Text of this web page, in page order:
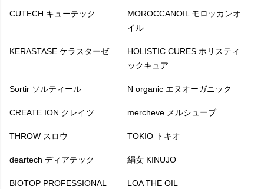
CUTECH キューテック
MOROCCANOIL モロッカンオ
イル
KERASTASE ケラスターゼ
HOLISTIC CURES ホリスティ
ックキュア
Sortir ソルティール N organic エヌオーガニック
CREATE ION クレイツ mercheve メルシューブ
THROW スロウ TOKIO トキオ
deartech ディアテック 絹女 KINUJO
BIOTOP PROFESSIONAL LOA THE OIL